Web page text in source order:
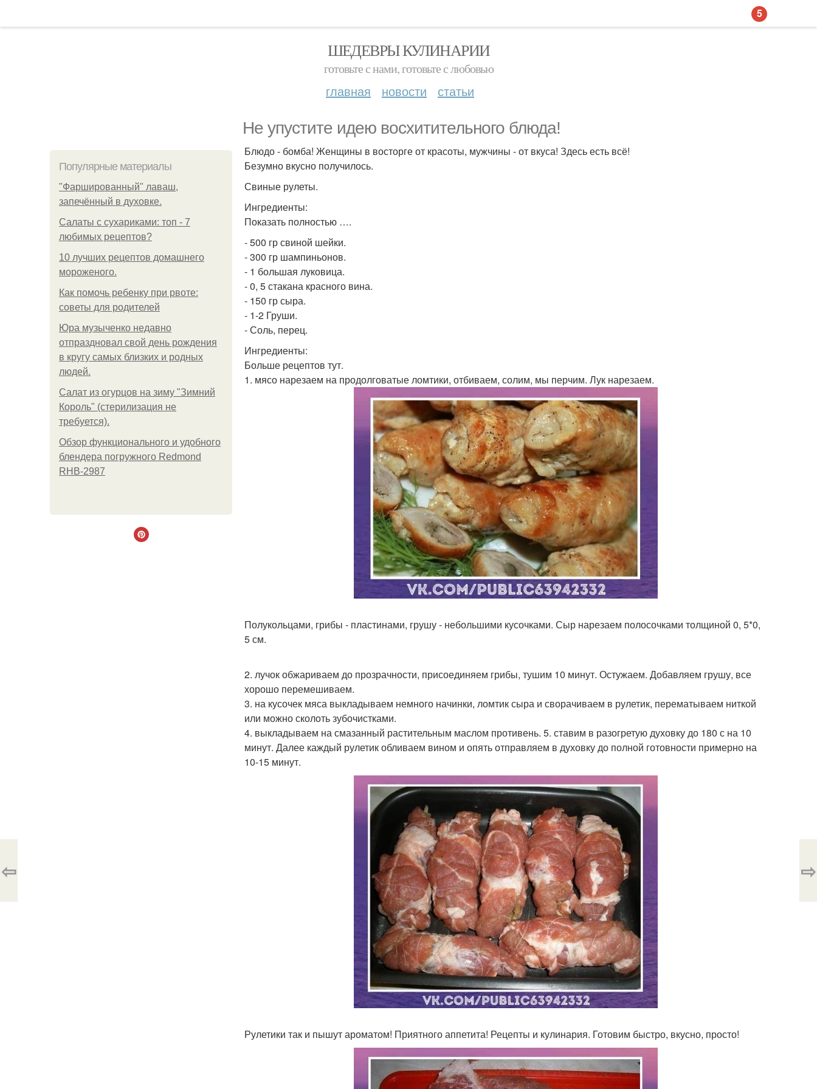
ШЕДЕВРЫ КУЛИНАРИИ
готовьте с нами, готовьте с любовью
главная новости статьи
Не упустите идею восхитительного блюда!
Популярные материалы
"Фаршированный" лаваш,
запечённый в духовке.
Салаты с сухариками: топ - 7
любимых рецептов?
10 лучших рецептов домашнего
мороженого.
Как помочь ребенку при рвоте:
советы для родителей
Юра музыченко недавно
отпраздновал свой день рождения
в кругу самых близких и родных
людей.
Салат из огурцов на зиму "Зимний
Король" (стерилизация не
требуется).
Обзор функционального и удобного
блендера погружного Redmond
RHB-2987
Блюдо - бомба! Женщины в восторге от красоты, мужчины - от вкуса! Здесь есть всё!
Безумно вкусно получилось.
Свиные рулеты.
Ингредиенты:
Показать полностью ….
- 500 гр свиной шейки.
- 300 гр шампиньонов.
- 1 большая луковица.
- 0, 5 стакана красного вина.
- 150 гр сыра.
- 1-2 Груши.
- Соль, перец.
Ингредиенты:
Больше рецептов тут.
1. мясо нарезаем на продолговатые ломтики, отбиваем, солим, мы перчим. Лук нарезаем.
Полукольцами, грибы - пластинами, грушу - небольшими кусочками. Сыр нарезаем полосочками толщиной 0, 5*0,
5 см.
2. лучок обжариваем до прозрачности, присоединяем грибы, тушим 10 минут. Остужаем. Добавляем грушу, все
хорошо перемешиваем.
3. на кусочек мяса выкладываем немного начинки, ломтик сыра и сворачиваем в рулетик, перематываем ниткой
или можно сколоть зубочистками.
4. выкладываем на смазанный растительным маслом противень. 5. ставим в разогретую духовку до 180 с на 10
минут. Далее каждый рулетик обливаем вином и опять отправляем в духовку до полной готовности примерно на
10-15 минут.
Рулетики так и пышут ароматом! Приятного аппетита! Рецепты и кулинария. Готовим быстро, вкусно, просто!
⇦ ⇨
5